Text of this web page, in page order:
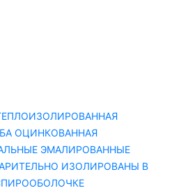
ОЦИНКОВАННАЯ
ЭМАЛИРОВАННЫЕ
ИЗОЛИРОВАНЫ В